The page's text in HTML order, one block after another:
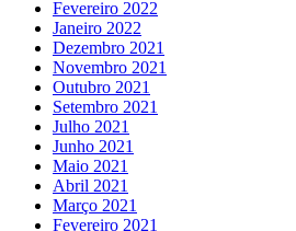
Fevereiro 2022
Janeiro 2022
Dezembro 2021
Novembro 2021
Outubro 2021
Setembro 2021
Julho 2021
Junho 2021
Maio 2021
Abril 2021
Março 2021
Fevereiro 2021